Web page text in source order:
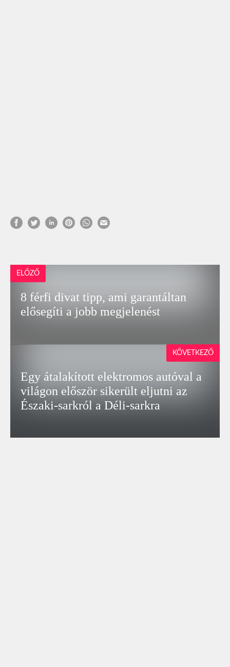
ELŐZŐ
8 férfi divat tipp, ami garantáltan
elősegíti a jobb megjelenést
Egy átalakított elektromos autóval a
világon először sikerült eljutni az
Északi-sarkról a Déli-sarkra
KÖVETKEZŐ